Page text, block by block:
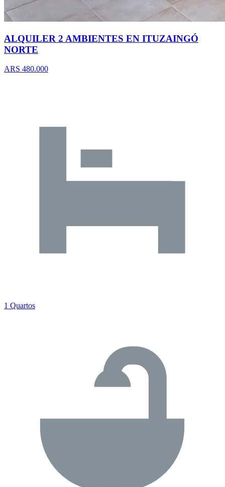
ALQUILER 2 AMBIENTES EN ITUZAINGÓ
NORTE
ARS 480.000
1 Quartos